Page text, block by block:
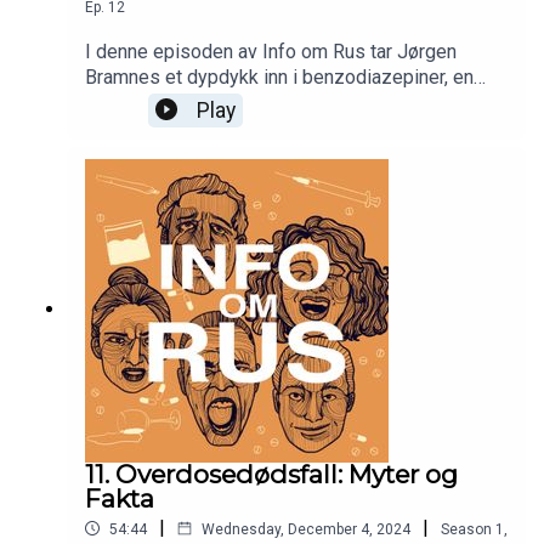
Ep. 12
I denne episoden av Info om Rus tar Jørgen
Bramnes et dypdykk inn i benzodiazepiner, en
legemiddelgruppe med både stort terapeutisk
potensial og høy risiko for misbruk. Bramnes
sentrale nervesystemet og brukes til behandling
av tilstander som angst, søvnproblemer og
epilepsi. Samtidig belyser han hvordan
toleranseutvikling kan føre til behov for stadig
høyere doser, og hvordan abrupt seponering kan
utløse krevende abstinenssymptomer.
Play
11. Overdosedødsfall: Myter og
Fakta
54:44 | Wednesday, December 4, 2024 | Season 1 ,